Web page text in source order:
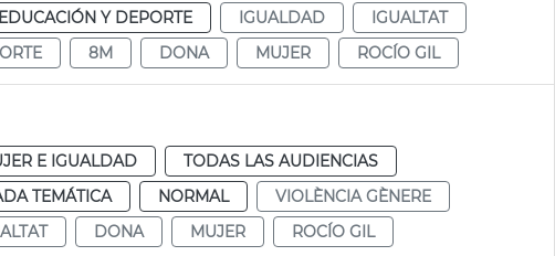
EDUCACIÓN Y DEPORTE IGUALDAD
IGUALTAT
8M DONA MUJER ROCÍO GIL
E IGUALDAD
TODAS LAS AUDIENCIAS
TEMÁTICA NORMAL
VIOLÈNCIA GÈNERE
DONA MUJER ROCÍO GIL